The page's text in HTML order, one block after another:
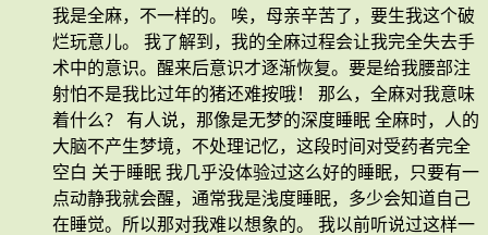
我是全麻，不一样的。 唉，母亲辛苦了，要生我这个破
烂玩意儿。 我了解到，我的全麻过程会让我完全失去手
术中的意识。醒来后意识才逐渐恢复。要是给我腰部注
射怕不是我比过年的猪还难按哦！ 那么，全麻对我意味
着什么？ 有人说，那像是无梦的深度睡眠 全麻时，人的
大脑不产生梦境，不处理记忆，这段时间对受药者完全
空白 关于睡眠 我几乎没体验过这么好的睡眠，只要有一
点动静我就会醒，通常我是浅度睡眠，多少会知道自己
在睡觉。所以那对我难以想象的。 我以前听说过这样一